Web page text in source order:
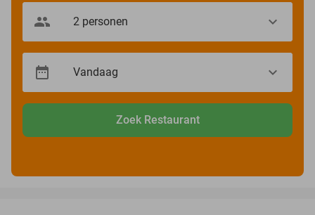
Zoek Restaurant